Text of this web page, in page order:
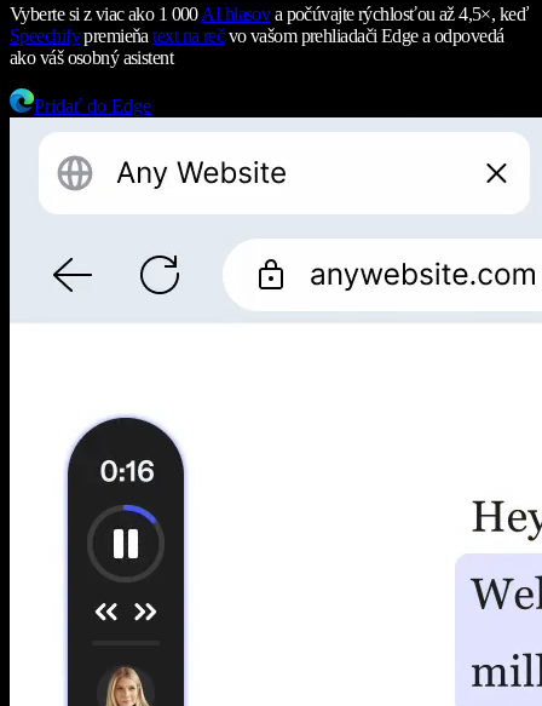
Vyberte si z viac ako 1 000AI hlasova počúvajte rýchlosťou až 4,5×, keď
Speechifypremieňatext na rečvo vašom prehliadači Edge a odpovedá
ako váš osobný asistent
Pridať do Edge